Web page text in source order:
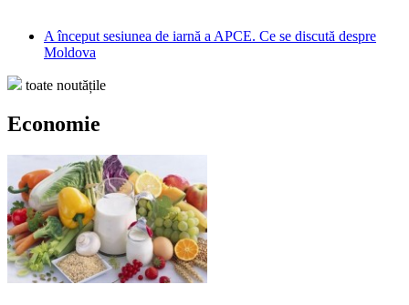
A început sesiunea de iarnă a APCE. Ce se discută despre
Moldova
toate noutățile
Economie